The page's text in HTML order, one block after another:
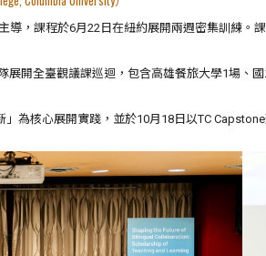
導，課程於6月22日在紐約展開兩週密集訓練
展開全臺觀議課巡迴，包含高雄餐旅大學1場
為核心展開實踐，並於10月18日以TC